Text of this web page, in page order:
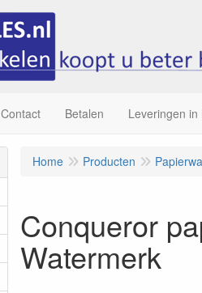
Contact Betalen Leveringen in
Home Producten
Conqueror
Watermerk